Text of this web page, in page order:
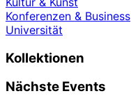
Konferenzen & Business
Universität
Kollektionen
Nächste Events